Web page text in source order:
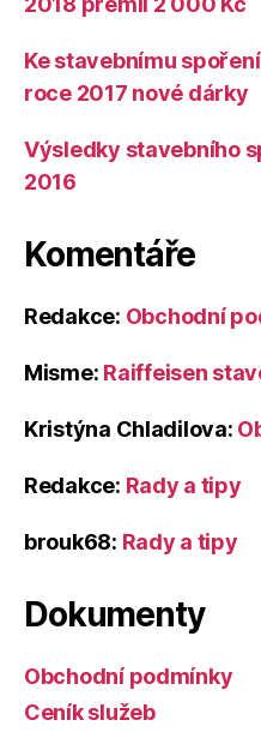
Ke stavebnímu
roce 2017 nové dárky
Výsledky stavebního
2016
Komentáře
Redakce: Obchodní
Misme: Raiffeisen
Kristýna Chladilova:
Redakce: Rady a tipy
brouk68: Rady a tipy
Dokumenty
Obchodní podmínky
Ceník služeb